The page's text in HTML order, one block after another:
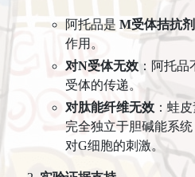
阿托品是 ​ M受体拮抗剂
作用。
对N受体无效：阿托品
受体的传递。
对肽能纤维无效：蛙皮
完全独立于胆碱能系
对G细胞的刺激。